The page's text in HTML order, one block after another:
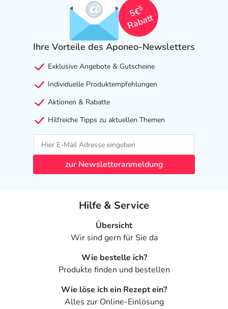
5€
5
Rabatt
Ihre Vorteile des Aponeo-Newsletters
Exklusive Angebote & Gutscheine
Individuelle Produktempfehlungen
Aktionen & Rabatte
Hilfreiche Tipps zu aktuellen Themen
zur Newsletteranmeldung
Hilfe & Service
Übersicht
Wir sind gern für Sie da
Wie bestelle ich?
Produkte finden und bestellen
Wie löse ich ein Rezept ein?
Alles zur Online-Einlösung